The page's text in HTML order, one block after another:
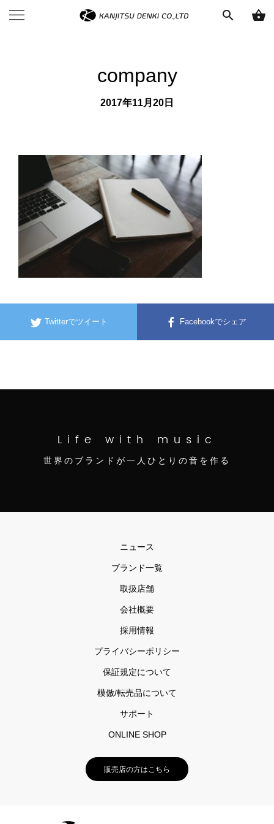
search shopping_basket
company
2017年11月20日
Twitterでツイート Facebookでシェア
Life with music
世界のブランドが一人ひとりの音を作る
ニュース
ブランド一覧
取扱店舗
会社概要
採用情報
プライバシーポリシー
保証規定について
模倣/転売品について
サポート
ONLINE SHOP
販売店の方はこちら